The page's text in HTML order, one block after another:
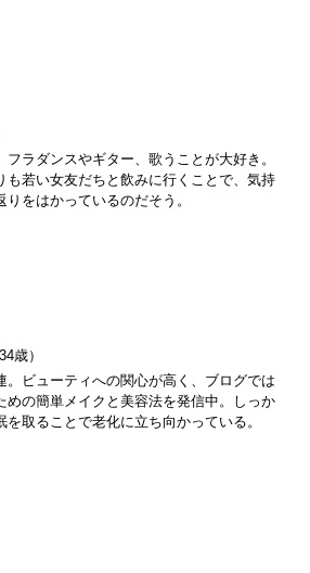
フラダンスやギター、歌うことが大好き。
も若い女友だちと飲みに行くことで、気持
りをはかっているのだそう。
34歳）
。ビューティへの関心が高く、ブログでは
めの簡単メイクと美容法を発信中。しっか
を取ることで老化に立ち向かっている。